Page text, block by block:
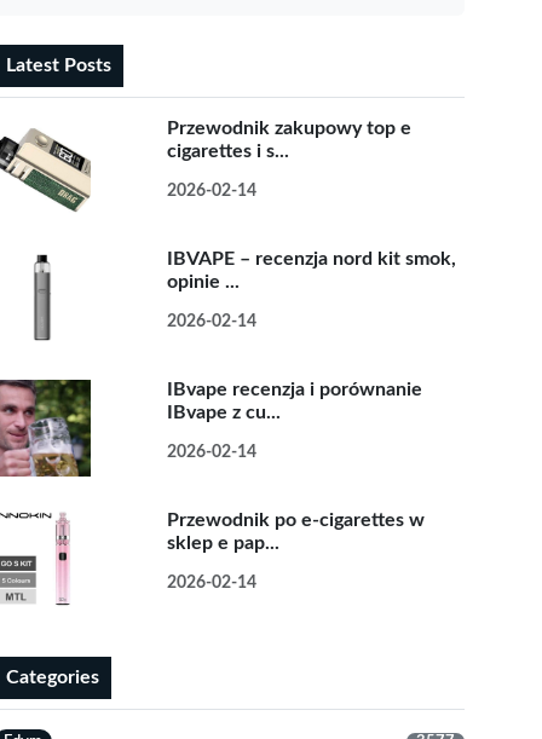
Latest Posts
Przewodnik zakupowy top e
cigarettes i s...
2026-02-14
IBVAPE – recenzja nord kit smok,
opinie ...
2026-02-14
IBvape recenzja i porównanie
IBvape z cu...
2026-02-14
Przewodnik po e-cigarettes w
sklep e pap...
2026-02-14
Categories